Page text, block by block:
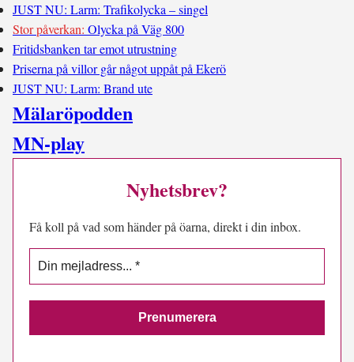
JUST NU: Larm: Trafikolycka – singel
Stor påverkan: Olycka på Väg 800
Fritidsbanken tar emot utrustning
Priserna på villor går något uppåt på Ekerö
JUST NU: Larm: Brand ute
Mälaröpodden
MN-play
Nyhetsbrev?
Få koll på vad som händer på öarna, direkt i din inbox.